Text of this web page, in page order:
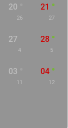
20
26
21
27
27
4
28
5
03
11
04
12